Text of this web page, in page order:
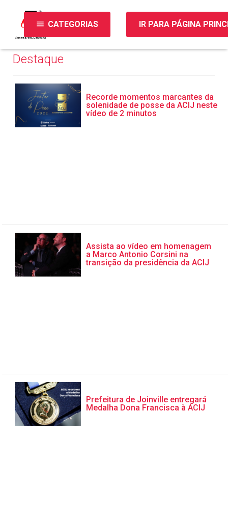
menu CATEGORIAS IR PARA PÁGINA
Destaque
Recorde momentos marcantes da
solenidade de posse da ACIJ neste
vídeo de 2 minutos
Assista ao vídeo em homenagem
a Marco Antonio Corsini na
transição da presidência da ACIJ
Prefeitura de Joinville entregará
Medalha Dona Francisca à ACIJ